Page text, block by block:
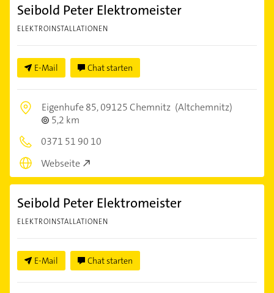
Seibold Peter Elektromeister
ELEKTROINSTALLATIONEN
E-Mail Chat starten
Eigenhufe 85,09125 Chemnitz (Altchemnitz)
5,2 km
0371 51 90 10
Webseite
Seibold Peter Elektromeister
ELEKTROINSTALLATIONEN
E-Mail Chat starten